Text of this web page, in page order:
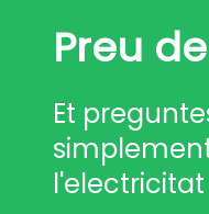
Preu
Et